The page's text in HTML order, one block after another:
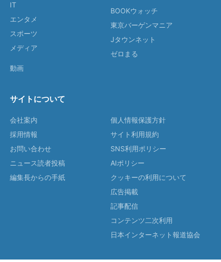
IT
エンタメ
スポーツ
メディア
動画
BOOKウォッチ
東京バーゲンマニア
Jタウンネット
ゼロまる
サイトについて
会社案内
採用情報
お問い合わせ
ニュース読者投稿
編集長からの手紙
個人情報保護方針
サイト利用規約
SNS利用ポリシー
AIポリシー
クッキーの利用について
広告掲載
記事配信
コンテンツ二次利用
日本インターネット報道協会